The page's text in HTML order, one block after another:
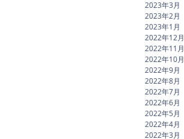
2023年3月
2023年2月
2023年1月
2022年12月
2022年11月
2022年10月
2022年9月
2022年8月
2022年7月
2022年6月
2022年5月
2022年4月
2022年3月